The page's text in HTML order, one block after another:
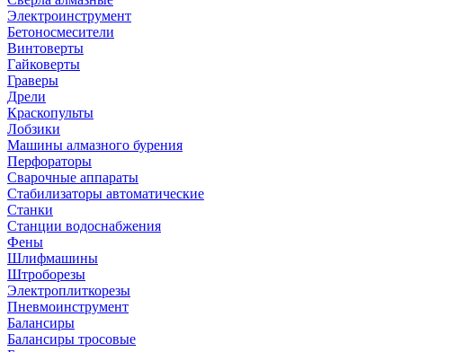
Электроинструмент
Бетоносмесители
Винтоверты
Гайковерты
Граверы
Дрели
Краскопульты
Лобзики
Машины алмазного бурения
Перфораторы
Сварочные аппараты
Стабилизаторы автоматические
Станки
Станции водоснабжения
Фены
Шлифмашины
Штроборезы
Электроплиткорезы
Пневмоинструмент
Балансиры
Балансиры тросовые